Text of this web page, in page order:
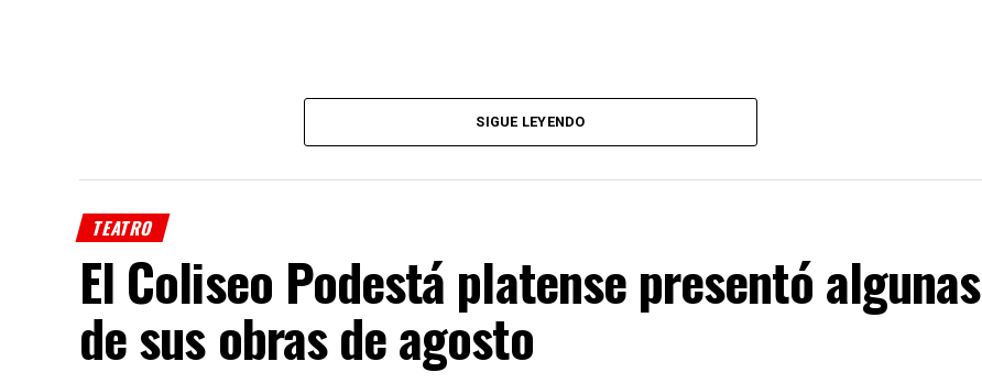
SIGUE LEYENDO
TEATRO
El Coliseo Podestá platense presentó algunas
de sus obras de agosto